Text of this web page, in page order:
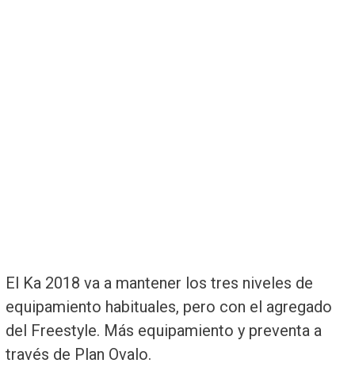
El Ka 2018 va a mantener los tres niveles de
equipamiento habituales, pero con el agregado
del Freestyle. Más equipamiento y preventa a
través de Plan Ovalo.